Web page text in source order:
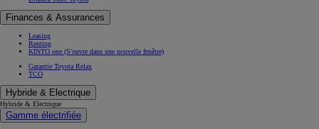
Finances & Assurances
Leasing
Renting
KINTO one (S'ouvre dans une nouvelle fenêtre)
Garantie Toyota Relax
TCO
Hybride & Electrique
Hybride & Electrique
Gamme électrifiée